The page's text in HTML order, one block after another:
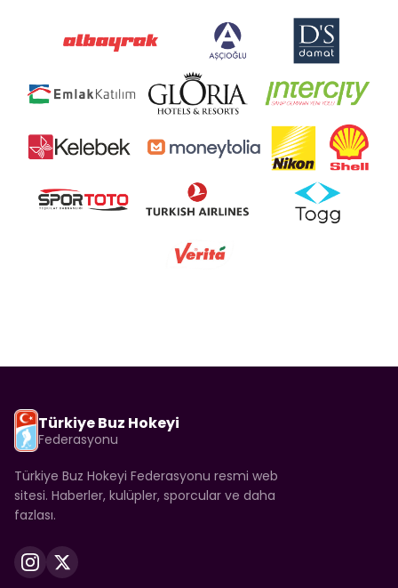
Türkiye Buz Hokeyi
Federasyonu
Türkiye Buz Hokeyi Federasyonu resmi web
sitesi. Haberler, kulüpler, sporcular ve daha
fazlası.